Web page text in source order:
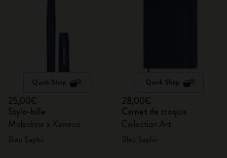
Quick Shop
25,00€
Stylo-bille
Moleskine x Kaweco
Quick Shop
28,00€
Carnet de croquis
Collection Art